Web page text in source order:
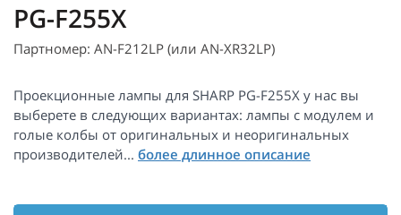
PG-F255X
Партномер: AN-F212LP (или AN-XR32LP)
Проекционные лампы для SHARP PG-F255X у нас вы
выберете в следующих вариантах: лампы с модулем и
голые колбы от оригинальных и неоригинальных
производителей...